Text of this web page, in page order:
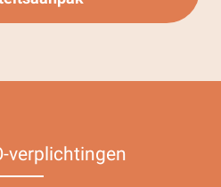
verplichtingen